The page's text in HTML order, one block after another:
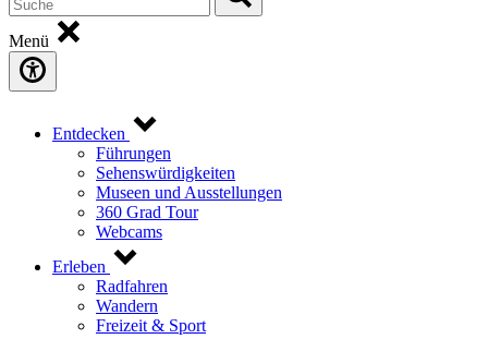
Menü
Entdecken
Führungen
Sehenswürdigkeiten
Museen und Ausstellungen
360 Grad Tour
Webcams
Erleben
Radfahren
Wandern
Freizeit & Sport